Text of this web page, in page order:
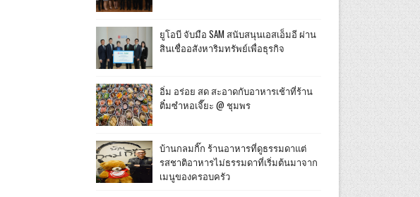
ยูโอบี จับมือ SAM สนับสนุนเอสเอ็มอี ผ่าน
สินเชื่ออสังหาริมทรัพย์เพื่อธุรกิจ
อิ่ม อร่อย สด สะอาดกับอาหารเช้าที่ร้าน
ติ๋มซำหอเจี๊ยะ @ ชุมพร
บ้านกลมกิ๊ก ร้านอาหารที่ดูธรรมดาแต่
รสชาติอาหารไม่ธรรมดาที่เริ่มต้นมาจาก
เมนูของครอบครัว